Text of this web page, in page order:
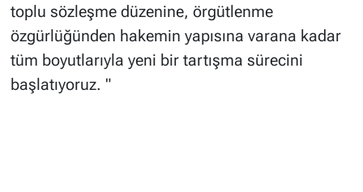
toplu sözleşme düzenine, örgütlenme
özgürlüğünden hakemin yapısına varana kadar
tüm boyutlarıyla yeni bir tartışma sürecini
başlatıyoruz. "